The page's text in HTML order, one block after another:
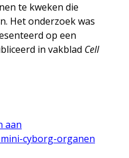
te kweken die
Het onderzoek was
op een
in vakblad Cell
aan
cyborg-organen